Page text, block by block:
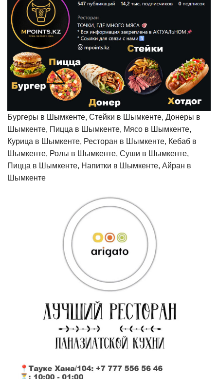
Бургеры в Шымкенте, Стейки в Шымкенте, Донеры в
Шымкенте, Пицца в Шымкенте, Мясо в Шымкенте,
Курица в Шымкенте, Ресторан в Шымкенте, Кебаб в
Шымкенте, Ролы в Шымкенте, Суши в Шымкенте,
Пицца в Шымкенте, Напитки в Шымкенте, Айран в
Шымкенте